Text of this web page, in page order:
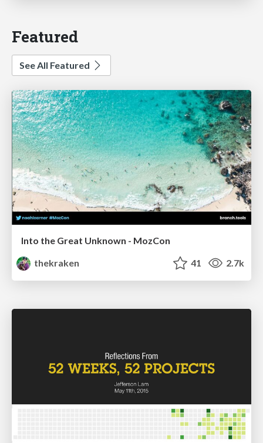
Featured
See All Featured
Into the Great Unknown - MozCon
thekraken
41 2.7k